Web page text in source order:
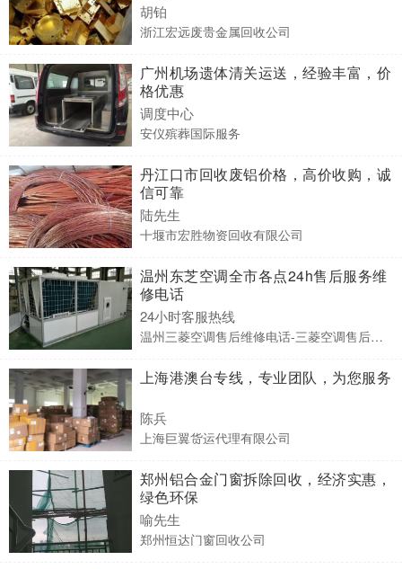
胡铂
浙江宏远废贵金属回收公司
广州机场遗体清关运送，经验丰富，价
格优惠
调度中心
安仪殡葬国际服务
丹江口市回收废铝价格，高价收购，诚
信可靠
陆先生
十堰市宏胜物资回收有限公司
温州东芝空调全市各点24h售后服务维
修电话
24小时客服热线
温州三菱空调售后维修电话-三菱空调售后服务部电话
上海港澳台专线，专业团队，为您服务
陈兵
上海巨翼货运代理有限公司
郑州铝合金门窗拆除回收，经济实惠，
绿色环保
喻先生
郑州恒达门窗回收公司